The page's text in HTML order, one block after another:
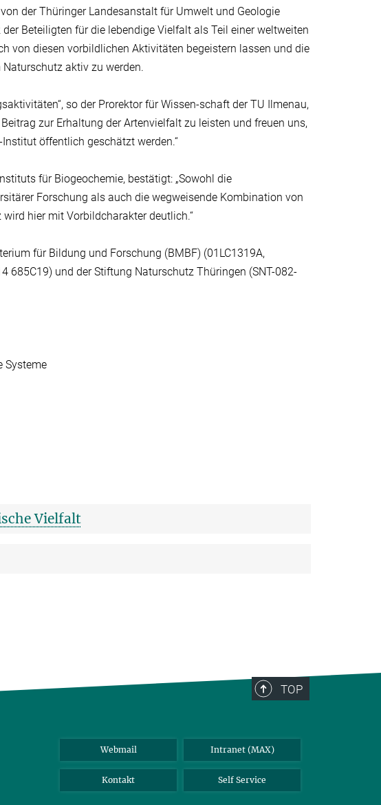
der Thüringer Landesanstalt für Umwelt und Geologie
Beteiligten für die lebendige Vielfalt als Teil einer weltweiten
von diesen vorbildlichen Aktivitäten begeistern lassen und die
aktiv zu werden.
so der Prorektor für Wissen-schaft der TU Ilmenau,
zur Erhaltung der Artenvielfalt zu leisten und freuen uns,
öffentlich geschätzt werden.“
für Biogeochemie, bestätigt: „Sowohl die
Forschung als auch die wegweisende Kombination von
hier mit Vorbildcharakter deutlich.“
für Bildung und Forschung (BMBF) (01LC1319A,
685C19) und der Stiftung Naturschutz Thüringen (SNT-082-
Systeme
Vielfalt
TOP
Webmail Intranet (MAX)
Kontakt Self Service